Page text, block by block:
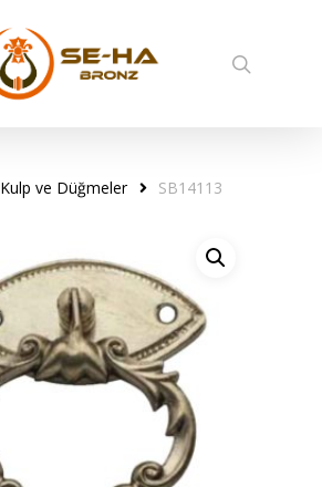
Kulp ve Düğmeler SB14113